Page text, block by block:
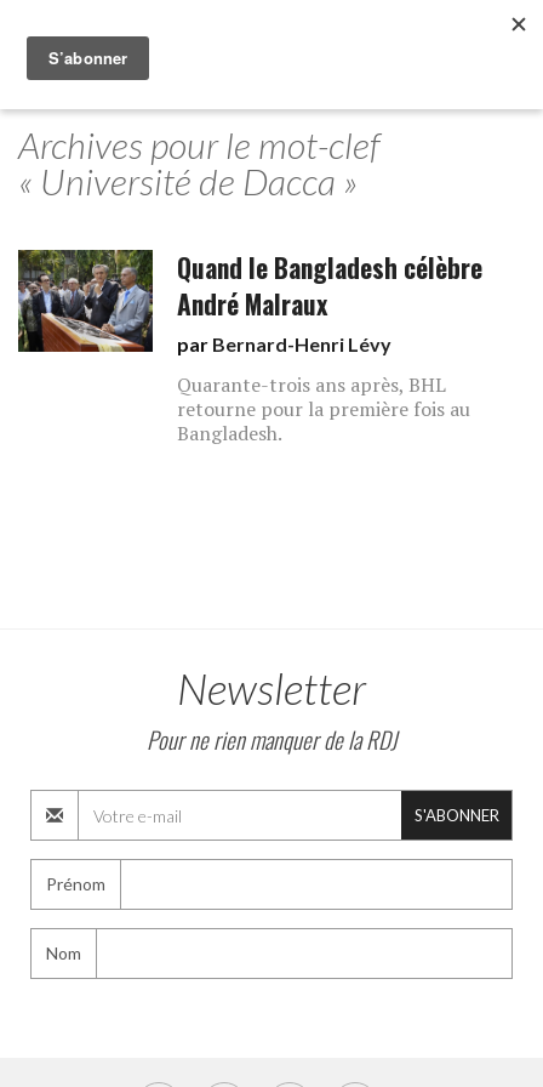
Archives pour le mot-clef
« Université de Dacca »
Quand le Bangladesh célèbre
André Malraux
par Bernard-Henri Lévy
Quarante-trois ans après, BHL
retourne pour la première fois au
Bangladesh.
Newsletter
Pour ne rien manquer de la RDJ
S'ABONNER
Prénom
Nom